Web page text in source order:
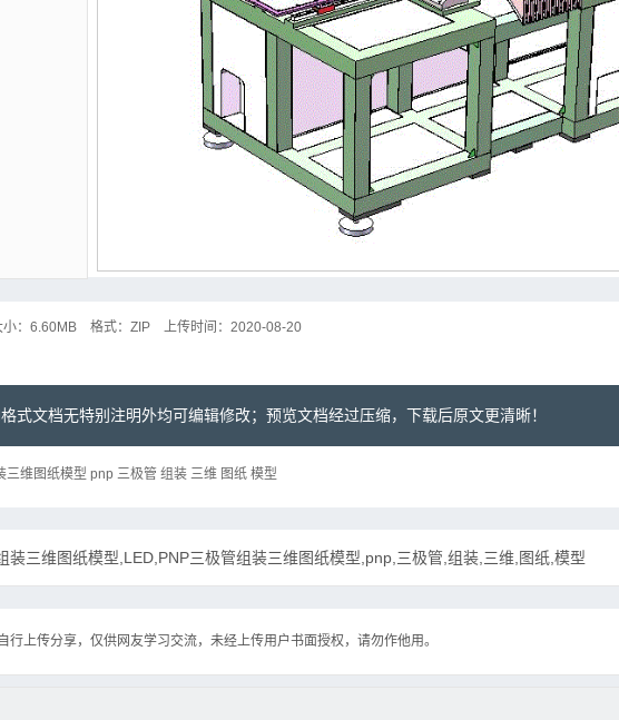
： 6.60MB 格式： ZIP 上传时间： 2020-08-20
式文档无特别注明外均可编辑修改；预览文档经过压缩，下载后原文更清晰！
三维图纸模型 pnp 三极管 组装 三维 图纸 模型
装三维图纸模型,LED,PNP三极管组装三维图纸模型,pnp,三极管,组装,三维,图纸,模型
行上传分享，仅供网友学习交流，未经上传用户书面授权，请勿作他用。